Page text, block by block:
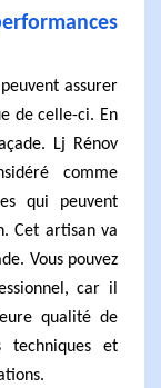
assurer
de celle-ci. En
Lj Rénov
comme
qui peuvent
Cet artisan va
Vous pouvez
car il
qualité de
et